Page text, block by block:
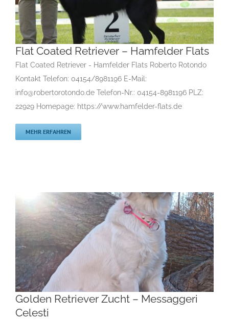
Gruppe 8-Sektion 1-Flatcoated Retriever Landesgruppe
Retriever Rassehunde Standard
Flat Coated Retriever – Hamfelder Flats
Flat Coated Retriever - Hamfelder Flats Roberto Rotondo
Kontakt Telefon: 04154/8981196 E-Mail:
info@robertorotondo.de Telefon-Nr.: 04154-8981196 PLZ:
22929 Homepage: https://www.hamfelder-flats.de
MEHR ERFAHREN
Golden Retriever Zucht – Messaggeri
Celesti